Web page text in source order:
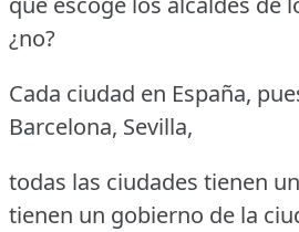
¿no?
Cada ciudad en España,
Barcelona, Sevilla,
todas las ciudades tienen
tienen un gobierno de la